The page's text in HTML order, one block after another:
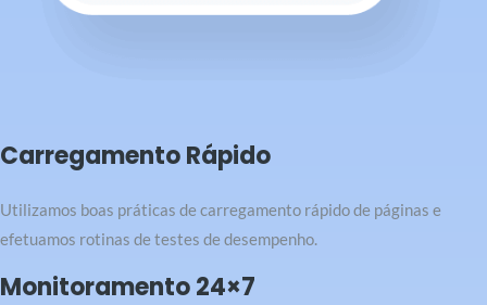
Carregamento Rápido
Utilizamos boas práticas de carregamento rápido de páginas e
efetuamos rotinas de testes de desempenho.
Monitoramento 24×7